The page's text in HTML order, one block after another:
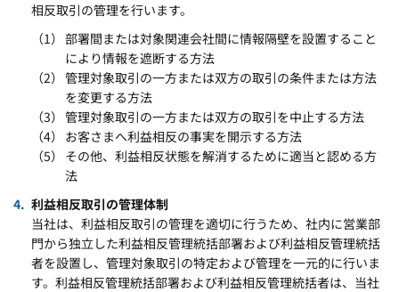
相反取引の管理を行います。
部署間または対象関連会社間に情報隔壁を設置すること
により情報を遮断する方法
管理対象取引の一方または双方の取引の条件または方法
を変更する方法
管理対象取引の一方または双方の取引を中止する方法
お客さまへ利益相反の事実を開示する方法
その他、利益相反状態を解消するために適当と認める方
法
利益相反取引の管理体制
当社は、利益相反取引の管理を適切に行うため、社内に営業部
門から独立した利益相反管理統括部署および利益相反管理統括
者を設置し、管理対象取引の特定および管理を一元的に行いま
す。利益相反管理統括部署および利益相反管理統括者は、当社